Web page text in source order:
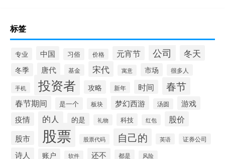
标签
专业 中国 习俗 价格 元宵节 公司 冬天
冬季 唐代 基金 宋代 寓意 市场 很多人
手机 投资者 攻略 新年 时间 春节
春节期间 是一个 板块 梦幻西游 汤圆
游戏
疫情
的人 的是 礼物 科技 红包 股价
股市 股票 股票代码 自己的 英语 证券公司
诗人 账户 软件 还不 都是 风险